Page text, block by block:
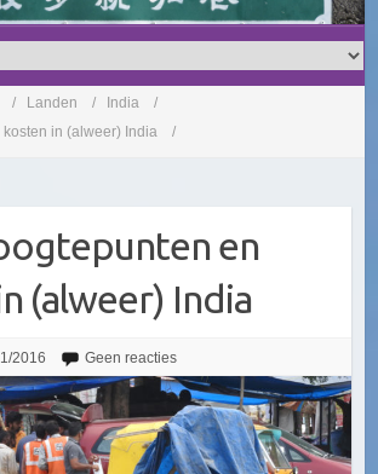
Landen
India
in (alweer) India
en
(alweer) India
2016 Geen reacties